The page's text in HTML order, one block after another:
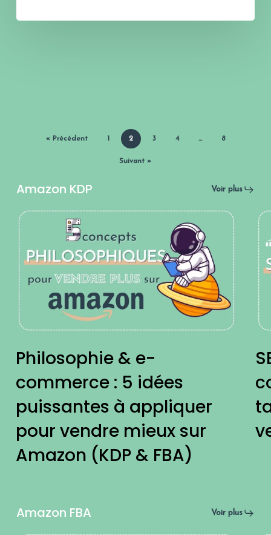
« Précédent 1 2 3 4 … 8
Suivant »
Amazon KDP Voir plus
Philosophie
&
e-
commerce
5
idées
appliquer
pour
vendre
Philosophie & e-
commerce : 5 idées
puissantes à appliquer
pour vendre mieux sur
Amazon (KDP & FBA)
le
et
Amazon FBA Voir plus